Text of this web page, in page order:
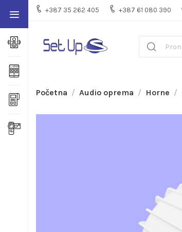
+387 35 262 405 +387 61 080 390
Početna Audio oprema Horne